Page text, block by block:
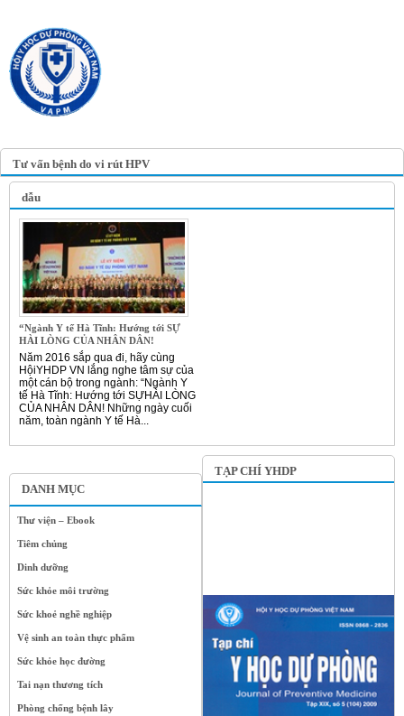
Tư vấn bệnh do vi rút HPV
DANH MỤC
Thư viện – Ebook
Tiêm chủng
Dinh dưỡng
Sức khỏe môi trường
Sức khoẻ nghề nghiệp
Vệ sinh an toàn thực phẩm
Sức khỏe học đường
Tai nạn thương tích
Phòng chống bệnh lây
dẫu
“Ngành Y tế Hà Tĩnh: Hướng tới SỰ
HÀI LÒNG CỦA NHÂN DÂN!
Năm 2016 sắp qua đi, hãy cùng
HộiYHDP VN lắng nghe tâm sự của
một cán bộ trong ngành: “Ngành Y
tế Hà Tĩnh: Hướng tới SỰHÀI LÒNG
CỦA NHÂN DÂN! Những ngày cuối
năm, toàn ngành Y tế Hà...
TẠP CHÍ YHDP